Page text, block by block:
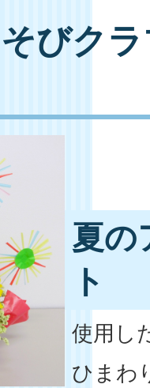
びク
夏の
ト
使用し
ひまわ